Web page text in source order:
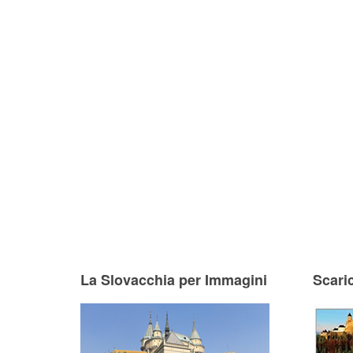
La Slovacchia per Immagini